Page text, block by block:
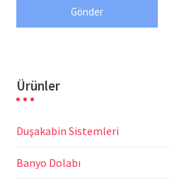
Ürünler
Duşakabin Sistemleri
Banyo Dolabı